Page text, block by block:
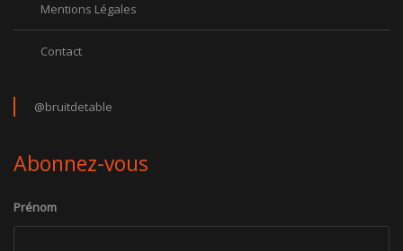
Mentions Légales
Contact
@bruitdetable
Abonnez-vous
Prénom